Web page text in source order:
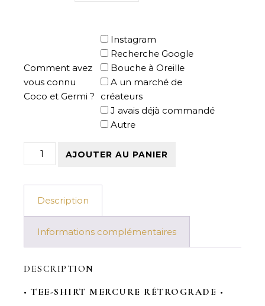
Comment avez
vous connu
Coco et Germi ?
Instagram
Recherche Google
Bouche à Oreille
A un marché de
créateurs
J avais déjà commandé
Autre
quantité de Tee-shirt Mercure Rétrograde
AJOUTER AU PANIER
Description
Informations complémentaires
DESCRIPTION
• TEE-SHIRT MERCURE RÉTROGRADE •